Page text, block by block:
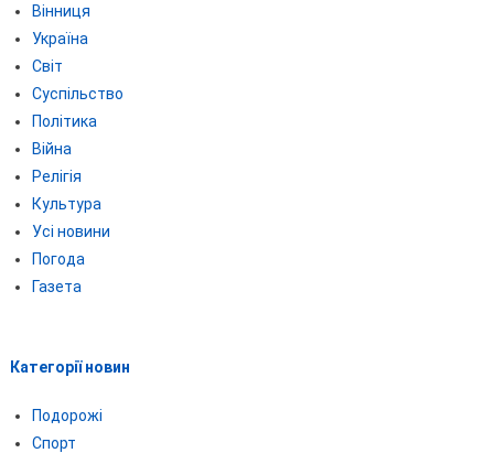
Вінниця
Україна
Світ
Суспільство
Політика
Війна
Релігія
Культура
Усі новини
Погода
Газета
Категорії новин
Подорожі
Спорт